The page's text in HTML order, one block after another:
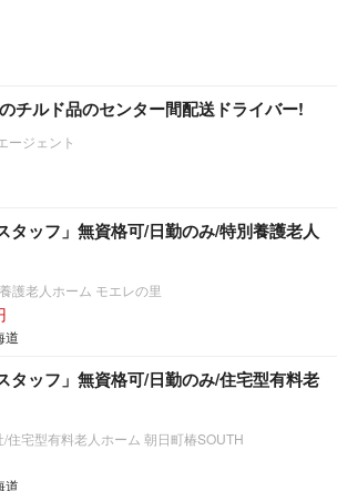
チルド品のセンター間配送ドライバー!
ージェント
タッフ」無資格可/日勤のみ/特別養護老人
護老人ホーム モエレの里
道
タッフ」無資格可/日勤のみ/住宅型有料老
住宅型有料老人ホーム 朝日町椿SOUTH
道